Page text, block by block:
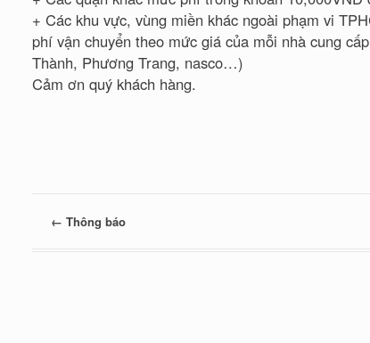
+ Các khu vực, vùng miền khác ngoài phạm vi
phí vận chuyển theo mức giá của mỗi nhà cung
Thành, Phương Trang, nasco…)
Cảm ơn quý khách hàng.
← Thông báo